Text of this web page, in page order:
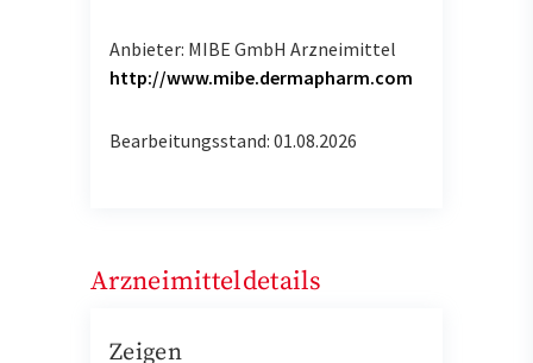
Anbieter: MIBE GmbH Arzneimittel
http://www.mibe.dermapharm.com
Bearbeitungsstand: 01.08.2026
Arzneimitteldetails
Zeigen